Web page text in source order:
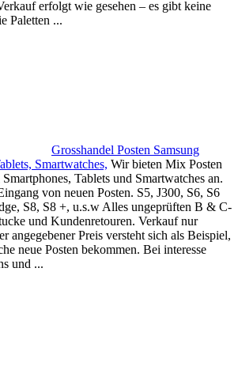
erfolgt wie gesehen – es gibt keine
Paletten ...
Grosshandel Posten Samsung
Smartwatches, Wir bieten Mix Posten
Tablets und Smartwatches an.
von neuen Posten. S5, J300, S6, S6
S8, S8 +, u.s.w Alles ungeprüften B & C-
und Kundenretouren. Verkauf nur
angegebener Preis versteht sich als Beispiel,
neue Posten bekommen. Bei interesse
und ...